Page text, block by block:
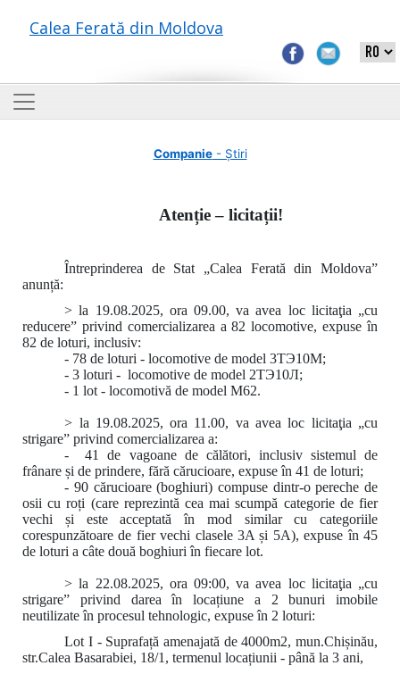
Calea Ferată din Moldova
Companie- Știri
Atenție – licitații!
Întreprinderea de Stat „Calea Ferată din Moldova”
anunță:
> la 19.08.2025, ora 09.00, va avea loc licitaţia „cu
reducere” privind comercializarea a 82 locomotive, expuse în
82 de loturi, inclusiv:
- 78 de loturi - locomotive de model 3ТЭ10М;
- 3 loturi - locomotive de model 2ТЭ10Л;
- 1 lot - locomotivă de model M62.
> la 19.08.2025, ora 11.00, va avea loc licitaţia „cu
strigare” privind comercializarea a:
- 41 de vagoane de călători, inclusiv sistemul de
frânare și de prindere, fără cărucioare, expuse în 41 de loturi;
- 90 cărucioare (boghiuri) compuse dintr-o pereche de
osii cu roți (care reprezintă cea mai scumpă categorie de fier
vechi și este acceptată în mod similar cu categoriile
corespunzătoare de fier vechi clasele 3A și 5A), expuse în 45
de loturi a câte două boghiuri în fiecare lot.
> la 22.08.2025, ora 09:00, va avea loc licitaţia „cu
strigare” privind darea în locațiune a 2 bunuri imobile
neutilizate în procesul tehnologic, expuse în 2 loturi:
Lot I - Suprafață amenajată de 4000m2, mun.Chișinău,
str.Calea Basarabiei, 18/1, termenul locațiunii - până la 3 ani,